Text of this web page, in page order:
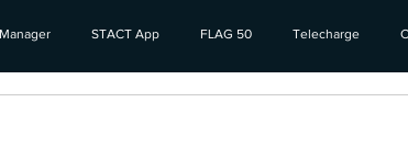
STACT App FLAG 50 Telecharge